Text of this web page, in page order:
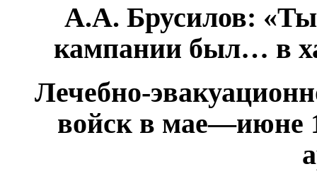
А.А. Брусилов:
кампании был… в
Лечебно-
войск в мае—июне